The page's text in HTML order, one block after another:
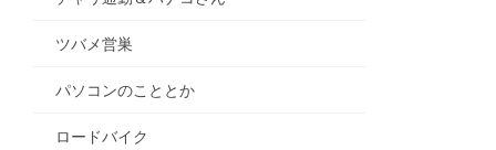
ツバメ営巣
パソコンのこととか
ロードバイク